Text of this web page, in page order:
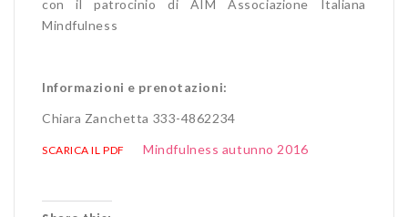
con il patrocinio di AIM Associazione Italiana
Mindfulness
Informazioni e prenotazioni:
Chiara Zanchetta 333-4862234
SCARICA IL PDF Mindfulness autunno 2016